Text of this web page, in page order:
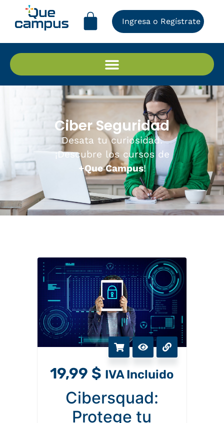
Ingresa o Regístrate
Ciber Seguridad
Desata tu curiosidad.
¡Descubre los cursos de
+Que Campus!
19,99 $ IVA Incluido
Cibersquad:
Protege tu